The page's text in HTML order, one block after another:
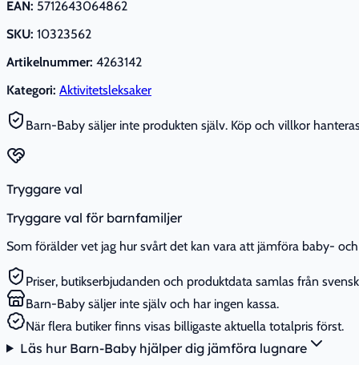
EAN: 5712643064862
SKU: 10323562
Artikelnummer: 4263142
Kategori: Aktivitetsleksaker
Barn-Baby säljer inte produkten själv. Köp och villkor
Tryggare val
Tryggare val för barnfamiljer
Som förälder vet jag hur svårt det kan vara att jämföra baby-
Priser, butikserbjudanden och produktdata samlas från
Barn-Baby säljer inte själv och har ingen kassa.
När flera butiker finns visas billigaste aktuella totalpris först.
Läs hur Barn-Baby hjälper dig jämföra lugnare